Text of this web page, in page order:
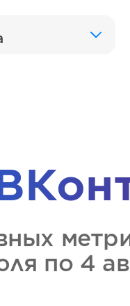
по 4